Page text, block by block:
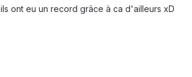
ils ont eu un record grâce à ca d'ailleurs xD